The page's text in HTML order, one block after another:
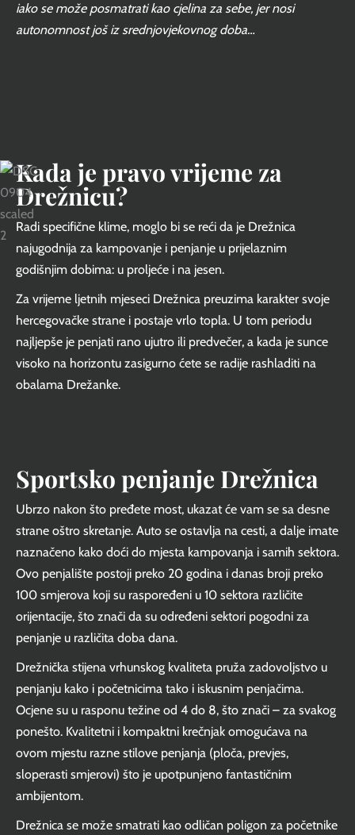
iako se može posmatrati kao cjelina za sebe, jer nosi
autonomnost još iz srednjovjekovnog doba…
Kada je pravo vrijeme za
Drežnicu?
Radi specifične klime, moglo bi se reći da je Drežnica
najugodnija za kampovanje i penjanje u prijelaznim
godišnjim dobima: u proljeće i na jesen.
Za vrijeme ljetnih mjeseci Drežnica preuzima karakter svoje
hercegovačke strane i postaje vrlo topla. U tom periodu
najljepše je penjati rano ujutro ili predvečer, a kada je sunce
visoko na horizontu zasigurno ćete se radije rashladiti na
obalama Drežanke.
Sportsko penjanje Drežnica
Ubrzo nakon što pređete most, ukazat će vam se sa desne
strane oštro skretanje. Auto se ostavlja na cesti, a dalje imate
naznačeno kako doći do mjesta kampovanja i samih sektora.
Ovo penjalište postoji preko 20 godina i danas broji preko
100 smjerova koji su raspoređeni u 10 sektora različite
orijentacije, što znači da su određeni sektori pogodni za
penjanje u različita doba dana.
Drežnička stijena vrhunskog kvaliteta pruža zadovoljstvo u
penjanju kako i početnicima tako i iskusnim penjačima.
Ocjene su u rasponu težine od 4 do 8, što znači – za svakog
ponešto. Kvalitetni i kompaktni krečnjak omogućava na
ovom mjestu razne stilove penjanja (ploča, prevjes,
sloperasti smjerovi) što je upotpunjeno fantastičnim
ambijentom.
Drežnica se može smatrati kao odličan poligon za početnike